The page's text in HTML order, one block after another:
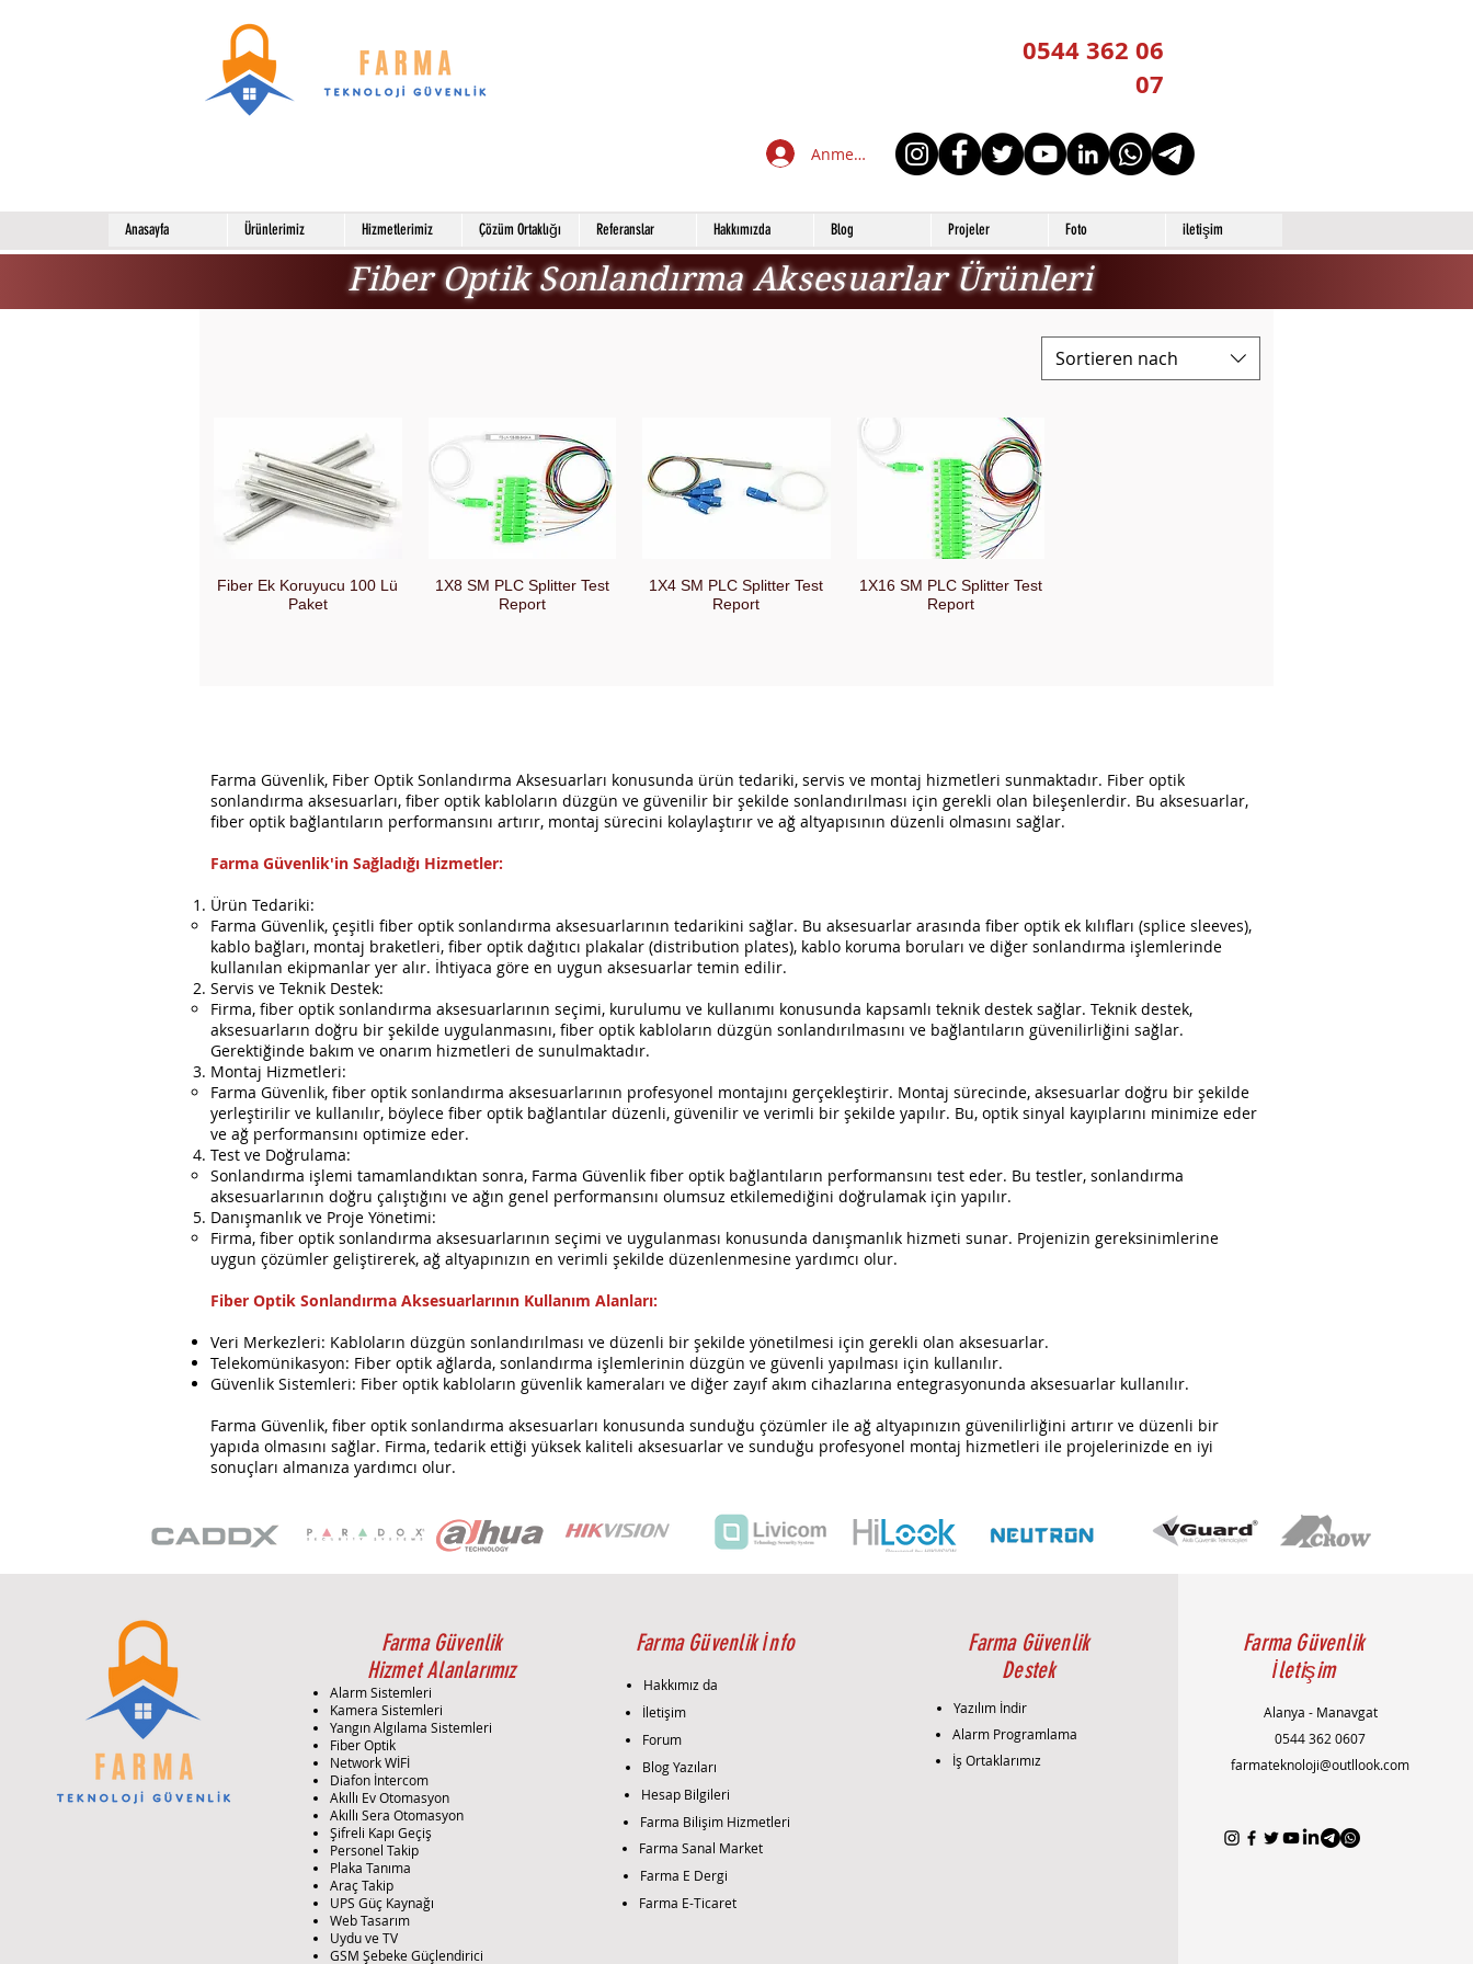
0544 362 06
07
Anmelden
Anasayfa Ürünlerimiz Hizmetlerimiz Çözüm Ortaklığı Referanslar Hakkımızda Blog Projeler Foto iletişim
Fiber Optik Sonlandırma Aksesuarlar Ürünleri
Sortieren nach
Schnellansicht
Fiber Ek Koruyucu 100 Lü
Paket
Schnellansicht
1X8 SM PLC Splitter Test
Report
Schnellansicht
1X4 SM PLC Splitter Test
Report
Schnellansicht
1X16 SM PLC Splitter Test
Report
Farma Güvenlik, Fiber Optik Sonlandırma Aksesuarları konusunda ürün tedariki, servis ve montaj hizmetleri sunmaktadır. Fiber optik
sonlandırma aksesuarları, fiber optik kabloların düzgün ve güvenilir bir şekilde sonlandırılması için gerekli olan bileşenlerdir. Bu aksesuarlar,
fiber optik bağlantıların performansını artırır, montaj sürecini kolaylaştırır ve ağ altyapısının düzenli olmasını sağlar.
Farma Güvenlik'in Sağladığı Hizmetler:
Ürün Tedariki:
Farma Güvenlik, çeşitli fiber optik sonlandırma aksesuarlarının tedarikini sağlar. Bu aksesuarlar arasında fiber optik ek kılıfları (splice sleeves),
kablo bağları, montaj braketleri, fiber optik dağıtıcı plakalar (distribution plates), kablo koruma boruları ve diğer sonlandırma işlemlerinde
kullanılan ekipmanlar yer alır. İhtiyaca göre en uygun aksesuarlar temin edilir.
Servis ve Teknik Destek:
Firma, fiber optik sonlandırma aksesuarlarının seçimi, kurulumu ve kullanımı konusunda kapsamlı teknik destek sağlar. Teknik destek,
aksesuarların doğru bir şekilde uygulanmasını, fiber optik kabloların düzgün sonlandırılmasını ve bağlantıların güvenilirliğini sağlar.
Gerektiğinde bakım ve onarım hizmetleri de sunulmaktadır.
Montaj Hizmetleri:
Farma Güvenlik, fiber optik sonlandırma aksesuarlarının profesyonel montajını gerçekleştirir. Montaj sürecinde, aksesuarlar doğru bir şekilde
yerleştirilir ve kullanılır, böylece fiber optik bağlantılar düzenli, güvenilir ve verimli bir şekilde yapılır. Bu, optik sinyal kayıplarını minimize eder
ve ağ performansını optimize eder.
Test ve Doğrulama:
Sonlandırma işlemi tamamlandıktan sonra, Farma Güvenlik fiber optik bağlantıların performansını test eder. Bu testler, sonlandırma
aksesuarlarının doğru çalıştığını ve ağın genel performansını olumsuz etkilemediğini doğrulamak için yapılır.
Danışmanlık ve Proje Yönetimi:
Firma, fiber optik sonlandırma aksesuarlarının seçimi ve uygulanması konusunda danışmanlık hizmeti sunar. Projenizin gereksinimlerine
uygun çözümler geliştirerek, ağ altyapınızın en verimli şekilde düzenlenmesine yardımcı olur.
Fiber Optik Sonlandırma Aksesuarlarının Kullanım Alanları:
Veri Merkezleri: Kabloların düzgün sonlandırılması ve düzenli bir şekilde yönetilmesi için gerekli olan aksesuarlar.
Telekomünikasyon: Fiber optik ağlarda, sonlandırma işlemlerinin düzgün ve güvenli yapılması için kullanılır.
Güvenlik Sistemleri: Fiber optik kabloların güvenlik kameraları ve diğer zayıf akım cihazlarına entegrasyonunda aksesuarlar kullanılır.
Farma Güvenlik, fiber optik sonlandırma aksesuarları konusunda sunduğu çözümler ile ağ altyapınızın güvenilirliğini artırır ve düzenli bir
yapıda olmasını sağlar. Firma, tedarik ettiği yüksek kaliteli aksesuarlar ve sunduğu profesyonel montaj hizmetleri ile projelerinizde en iyi
sonuçları almanıza yardımcı olur.
Farma Güvenlik
Hizmet Alanlarımız
Alarm Sistemleri
Kamera Sistemleri
Yangın Algılama Sistemleri
Fiber Optik
Network WİFİ
Diafon İntercom
Akıllı Ev Otomasyon
Akıllı Sera Otomasyon
Şifreli Kapı Geçiş
Personel Takip
Plaka Tanıma
Araç Takip
UPS Güç Kaynağı
Web Tasarım
Uydu ve TV
GSM Şebeke Güçlendirici
Farma Güvenlik İnfo
Hakkımız da
İletişim
Forum
Blog Yazıları
Hesap Bilgileri
Farma Bilişim Hizmetleri
Farma Sanal Market
Farma E Dergi
Farma E-Ticaret
Farma Güvenlik
Destek
Yazılım İndir
Alarm Programlama
İş Ortaklarımız
Farma Güvenlik
İletişim
Alanya - Manavgat
0544 362 0607
farmateknoloji@outllook.com